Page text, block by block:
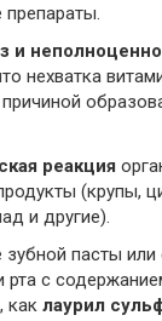
и
нехватка
причиной
реакция
(крупы,
и другие).
пасты или
рта с
как лаурил